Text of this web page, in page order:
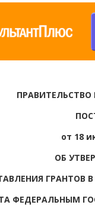
от 18
ОБ
ГРАНТОВ
ФЕДЕРАЛЬНЫМ